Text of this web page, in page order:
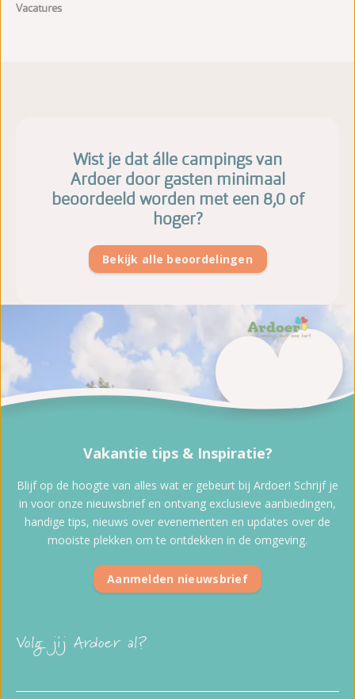
Vacatures
Wist je dat álle campings van
Ardoer door gasten minimaal
beoordeeld worden met een 8,0 of
hoger?
Bekijk alle beoordelingen
Volg jij Ardoer al?
Vakantie tips & Inspiratie?
Blijf op de hoogte van alles wat er gebeurt bij Ardoer! Schrijf je
in voor onze nieuwsbrief en ontvang exclusieve aanbiedingen,
handige tips, nieuws over evenementen en updates over de
mooiste plekken om te ontdekken in de omgeving.
Aanmelden nieuwsbrief